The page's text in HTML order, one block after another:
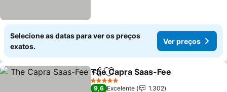
Selecione as datas para ver os preços
exatos.
Ver preços
PartilharAdicionar aos favoritos
The Capra Saas-Fee
5 Estrelas
9,6 Excelente
1.302